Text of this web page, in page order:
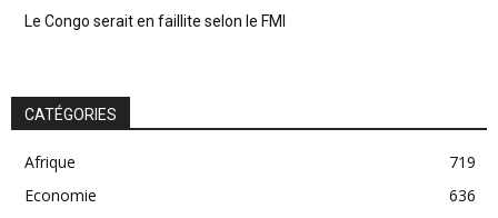
Le Congo serait en faillite selon le FMI
CATÉGORIES
Afrique
719
Economie
636